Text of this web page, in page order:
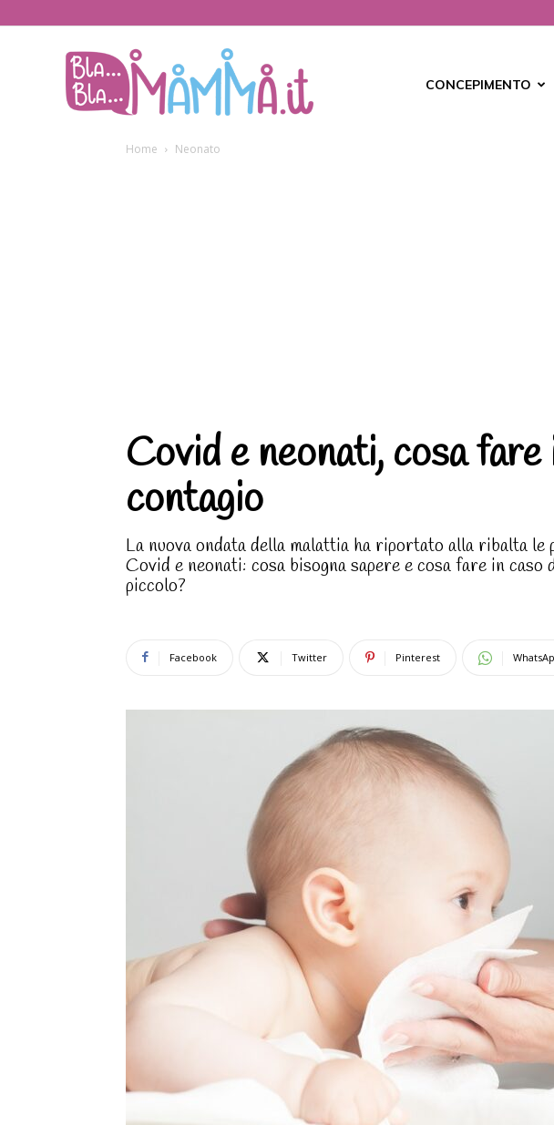
CONCEPIMENTO
Home Neonato
Covid e neonati, cosa fare
contagio
La nuova ondata della malattia ha riportato alla ribalta le
Covid e neonati: cosa bisogna sapere e cosa fare in caso
piccolo?
Facebook Twitter Pinterest